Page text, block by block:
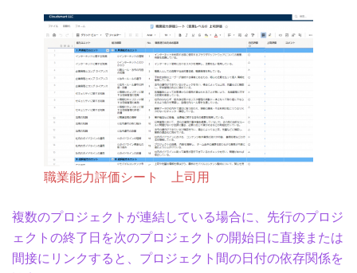
職業能力評価シート 上司用
複数のプロジェクトが連結している場合に、先行のプロジ
ェクトの終了日を次のプロジェクトの開始日に直接または
間接にリンクすると、プロジェクト間の日付の依存関係を